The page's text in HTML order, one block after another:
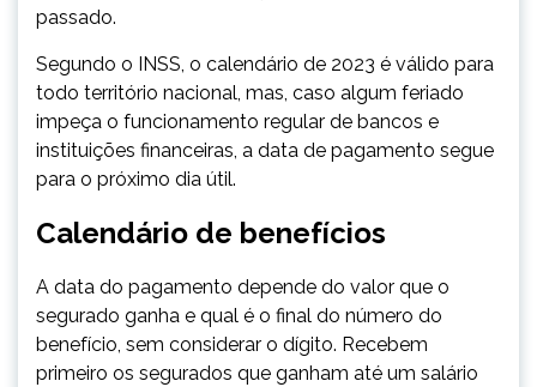
passado.
Segundo o INSS, o calendário de 2023 é válido para
todo território nacional, mas, caso algum feriado
impeça o funcionamento regular de bancos e
instituições financeiras, a data de pagamento segue
para o próximo dia útil.
Calendário de benefícios
A data do pagamento depende do valor que o
segurado ganha e qual é o final do número do
benefício, sem considerar o dígito. Recebem
primeiro os segurados que ganham até um salário